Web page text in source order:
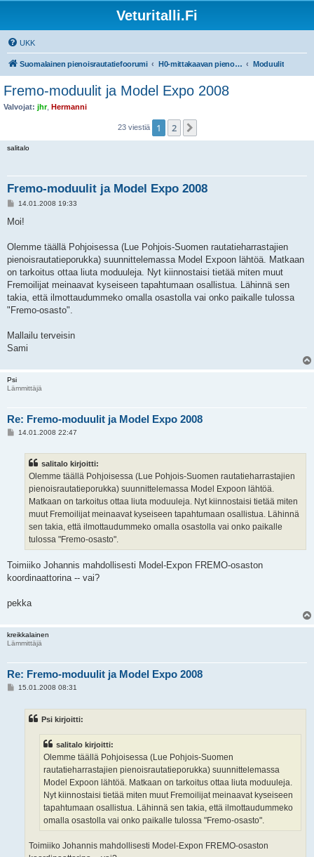
Veturitalli.Fi
UKK
Suomalainen pienoisrautatiefoorumi H0-mittakaavan pienoisrautatiet Moduulit
Fremo-moduulit ja Model Expo 2008
Valvojat: jhr, Hermanni
23 viestiä 1 2
salitalo
Fremo-moduulit ja Model Expo 2008
V
e
i
14.01.2008 19:33
Moi!
Olemme täällä Pohjoisessa (Lue Pohjois-Suomen rautatieharrastajien
pienoisrautatieporukka) suunnittelemassa Model Expoon lähtöä. Matkaan
on tarkoitus ottaa liuta moduuleja. Nyt kiinnostaisi tietää miten muut
Fremoilijat meinaavat kyseiseen tapahtumaan osallistua. Lähinnä sen
takia, että ilmottaudummeko omalla osastolla vai onko paikalle tulossa
"Fremo-osasto".
Mallailu terveisin
Sami
Psi
Lämmittäjä
Re: Fremo-moduulit ja Model Expo 2008
V14.01.2008 22:47
salitalo kirjoitti:
Olemme täällä Pohjoisessa (Lue Pohjois-Suomen rautatieharrastajien
pienoisrautatieporukka) suunnittelemassa Model Expoon lähtöä.
Matkaan on tarkoitus ottaa liuta moduuleja. Nyt kiinnostaisi tietää miten
muut Fremoilijat meinaavat kyseiseen tapahtumaan osallistua. Lähinnä
sen takia, että ilmottaudummeko omalla osastolla vai onko paikalle
tulossa "Fremo-osasto".
Toimiiko Johannis mahdollisesti Model-Expon FREMO-osaston
koordinaattorina -- vai?
pekka
kreikkalainen
Lämmittäjä
Re: Fremo-moduulit ja Model Expo 2008
V15.01.2008 08:31
Psi kirjoitti:
salitalo kirjoitti:
Olemme täällä Pohjoisessa (Lue Pohjois-Suomen
rautatieharrastajien pienoisrautatieporukka) suunnittelemassa
Model Expoon lähtöä. Matkaan on tarkoitus ottaa liuta moduuleja.
Nyt kiinnostaisi tietää miten muut Fremoilijat meinaavat kyseiseen
tapahtumaan osallistua. Lähinnä sen takia, että ilmottaudummeko
omalla osastolla vai onko paikalle tulossa "Fremo-osasto".
Toimiiko Johannis mahdollisesti Model-Expon FREMO-osaston